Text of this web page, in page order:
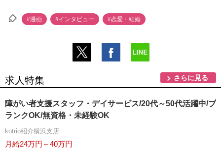
#漫画 #インタビュー #恋愛・結婚
求人特集 さらに見る
障がい者支援スタッフ・デイサービス/20代～50代活躍中/ブ
ランクOK/無資格・未経験OK
kotrio紹介横浜支店
月給24万円～40万円